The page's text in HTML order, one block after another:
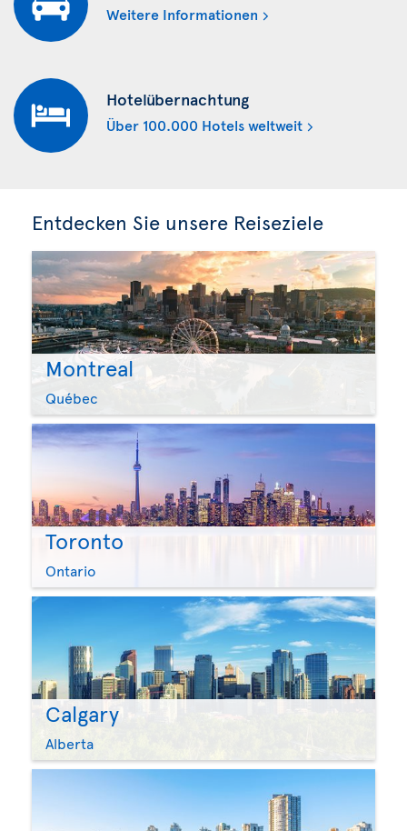
Weitere Informationen
Hotelübernachtung
Über 100.000 Hotels weltweit
Entdecken Sie unsere Reiseziele
Montreal
Québec
Toronto
Ontario
Calgary
Alberta